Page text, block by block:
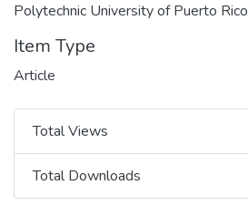
Polytechnic University of Puerto Rico
Item Type
Article
Total Views
Total Views
Total Downloads
Total Downloads